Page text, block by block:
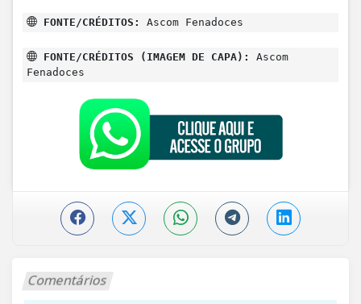
FONTE/CRÉDITOS: Ascom Fenadoces
FONTE/CRÉDITOS (IMAGEM DE CAPA):
Ascom
Fenadoces
Comentários